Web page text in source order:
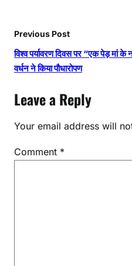
Previous Post
विश्व पर्यावरण दिवस पर “एक पेड़ मां
वर्धन ने किया पौधारोपण
Leave a Reply
Your email address will
Comment *